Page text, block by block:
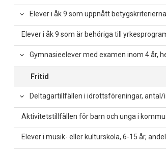
Elever i åk 9 som uppnått
Elever i åk 9 som är behöriga till
Gymnasieelever med examen inom 4 år,
Fritid
Deltagartillfällen i idrottsföreningar, antal/
Aktivitetstillfällen för barn och unga i
Elever i musik- eller kulturskola, 6-15 år,